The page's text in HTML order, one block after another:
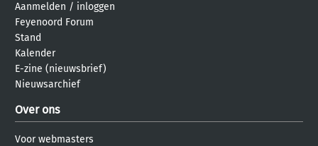
Aanmelden / inloggen
Feyenoord Forum
Stand
Kalender
E-zine (nieuwsbrief)
Nieuwsarchief
Over ons
Voor webmasters